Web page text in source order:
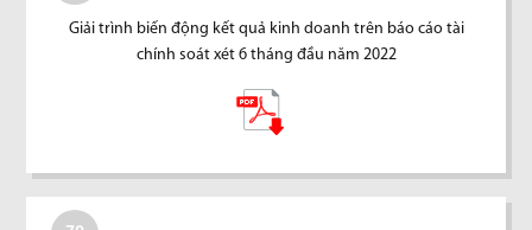
Giải trình biến động kết quả kinh doanh trên báo cáo tài
chính soát xét 6 tháng đầu năm 2022